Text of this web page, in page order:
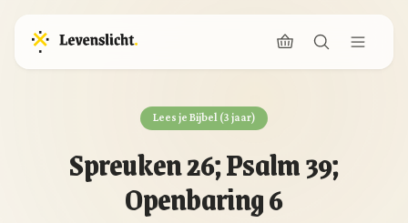
Lees je Bijbel (3 jaar)
Spreuken 26; Psalm 39;
Openbaring 6